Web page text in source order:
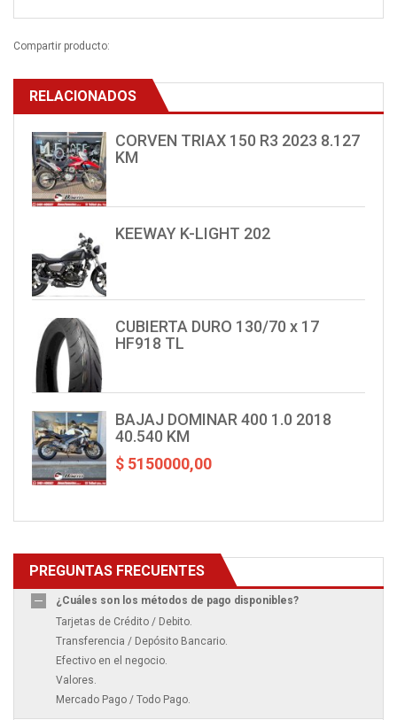
Compartir producto:
RELACIONADOS
CORVEN TRIAX 150 R3 2023 8.127
KM
KEEWAY K-LIGHT 202
CUBIERTA DURO 130/70 x 17
HF918 TL
BAJAJ DOMINAR 400 1.0 2018
40.540 KM
$ 5150000,00
PREGUNTAS FRECUENTES
¿Cuáles son los métodos de pago disponibles?
Tarjetas de Crédito / Debito.
Transferencia / Depósito Bancario.
Efectivo en el negocio.
Valores.
Mercado Pago / Todo Pago.